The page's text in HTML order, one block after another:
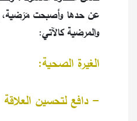
عن حدها وأصبحت مَرَضية،
والمرضية كالآتي:
الغيرة الصحية:
- دافع لتحسين العلاقة